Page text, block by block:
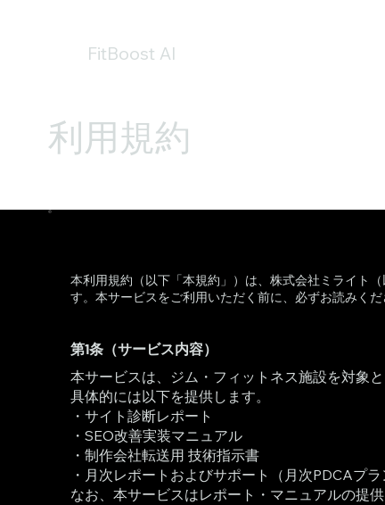
FitBoost AI
利用規約
本利用規約（以下「本規約」）は、株式会社ミライト
す。本サービスをご利用いただく前に、必ずお読みくだ
第1条（サービス内容）
本サービスは、ジム・フィットネス施設を対象
具体的には以下を提供します。
・サイト診断レポート
・SEO改善実装マニュアル
・制作会社転送用 技術指示書
・月次レポートおよびサポート（月次PDCAプラ
なお、本サービスはレポート・マニュアルの提